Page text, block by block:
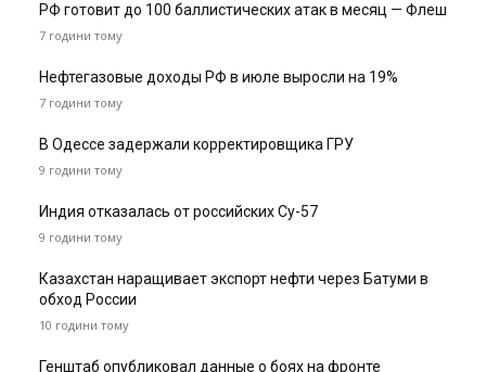
РФ готовит до 100 баллистических атак в месяц — Флеш
7 години тому
Нефтегазовые доходы РФ в июле выросли на 19%
7 години тому
В Одессе задержали корректировщика ГРУ
9 години тому
Индия отказалась от российских Су-57
9 години тому
Казахстан наращивает экспорт нефти через Батуми в
обход России
10 години тому
Генштаб опубликовал данные о боях на фронте